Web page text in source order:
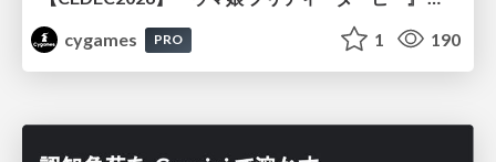
cygames
PRO 1 190